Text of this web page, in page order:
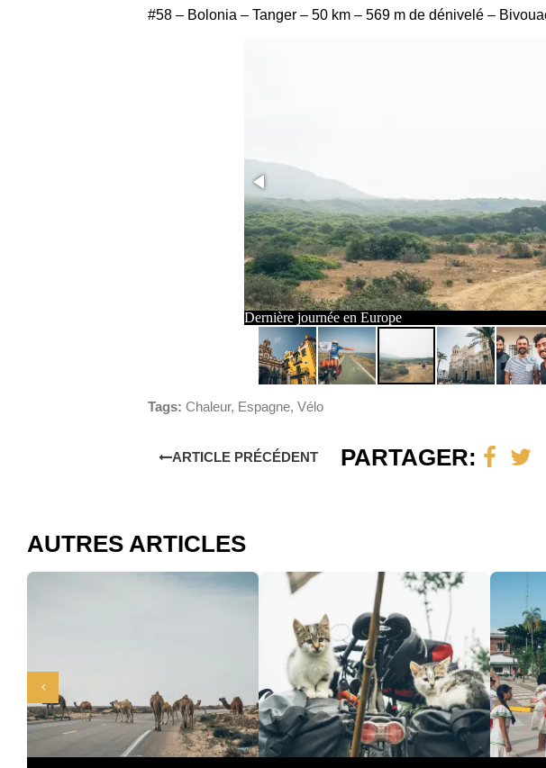
#58 – Bolonia – Tanger – 50 km – 569 m de dénivelé –
Dernière journée en Europe
Tags:Chaleur, Espagne,Vélo
ARTICLE PRÉCÉDENT PARTAGER:
AUTRES ARTICLES